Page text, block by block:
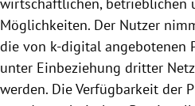
Möglichkeiten. Der Nutzer
die von k-digital angebotenen
unter Einbeziehung dritter
werden. Die Verfügbarkeit der